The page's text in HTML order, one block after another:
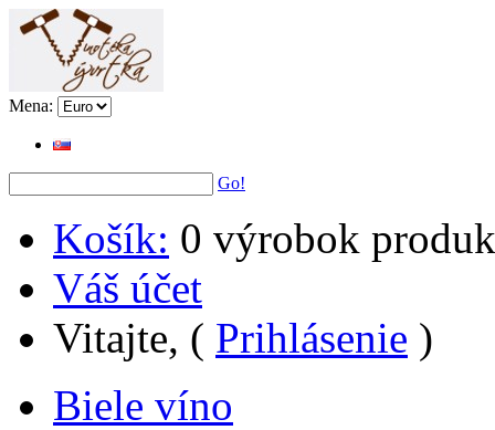
Mena:
Go!
Košík: 0 výrobok
Váš účet
Vitajte, ( Prihlásenie )
Biele víno